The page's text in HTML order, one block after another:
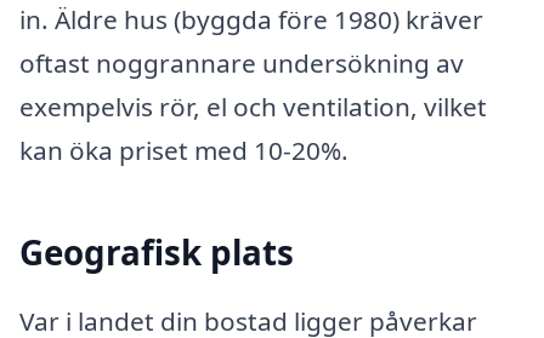
in. Äldre hus (byggda före 1980) kräver
oftast noggrannare undersökning av
exempelvis rör, el och ventilation, vilket
kan öka priset med 10-20%.
Geografisk plats
Var i landet din bostad ligger påverkar